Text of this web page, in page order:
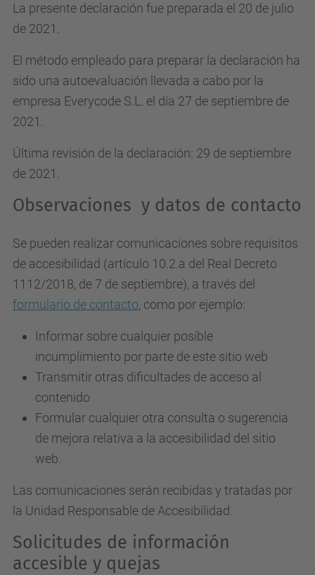
La presente declaración fue preparada el 20 de julio
de 2021.
El método empleado para preparar la declaración ha
sido una autoevaluación llevada a cabo por la
empresa Everycode S.L. el día 27 de septiembre de
2021.
Última revisión de la declaración: 29 de septiembre
de 2021.
Observaciones y datos de contacto
Se pueden realizar comunicaciones sobre requisitos
de accesibilidad (artículo 10.2.a del Real Decreto
1112/2018, de 7 de septiembre), a través del
formulario de contacto, como por ejemplo:
Informar sobre cualquier posible
incumplimiento por parte de este sitio web
Transmitir otras dificultades de acceso al
contenido
Formular cualquier otra consulta o sugerencia
de mejora relativa a la accesibilidad del sitio
web.
Las comunicaciones serán recibidas y tratadas por
la Unidad Responsable de Accesibilidad.
Solicitudes de información
accesible y quejas